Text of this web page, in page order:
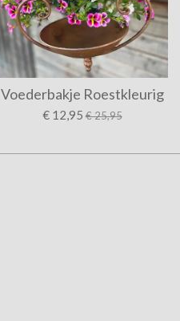
Voederbakje Roestkleurig
€ 12,95 € 25,95